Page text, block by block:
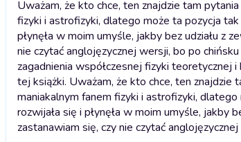
Uważam, że kto chce, ten znajdzie tam
fizyki i astrofizyki, dlatego może ta pozycja tak
płynęła w moim umyśle, jakby bez udziału z
nie czytać anglojęzycznej wersji, bo po
zagadnienia współczesnej fizyki teoretycznej
tej książki. Uważam, że kto chce, ten znajdzie
maniakalnym fanem fizyki i astrofizyki,
rozwijała się i płynęła w moim umyśle, jakby
zastanawiam się, czy nie czytać